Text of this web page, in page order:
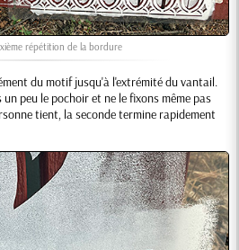
répétition de la bordure
du motif jusqu'à l'extrémité du vantail.
peu le pochoir et ne le fixons même pas
tient, la seconde termine rapidement